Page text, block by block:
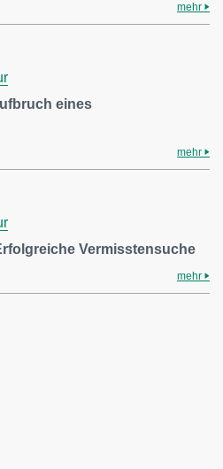
mehr
eines
mehr
Vermisstensuche
mehr